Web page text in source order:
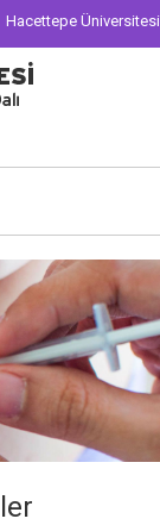
Hacettepe Üniversitesi